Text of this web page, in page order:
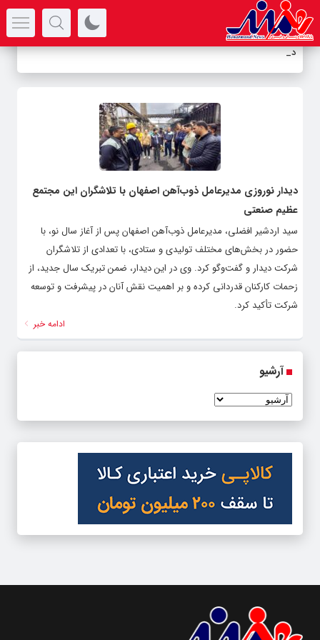
دور-
دیدار نوروزی مدیرعامل ذوب‌آهن اصفهان با تلاشگران این مجتمع
عظیم صنعتی
سید اردشیر افضلی، مدیرعامل ذوب‌آهن اصفهان پس از آغاز سال نو، با
حضور در بخش‌های مختلف تولیدی و ستادی، با تعدادی از تلاشگران
شرکت دیدار و گفت‌وگو کرد. وی در این دیدار، ضمن تبریک سال جدید، از
زحمات کارکنان قدردانی کرده و بر اهمیت نقش آنان در پیشرفت و توسعه
شرکت تأکید کرد.
ادامه خبر
آرشیو